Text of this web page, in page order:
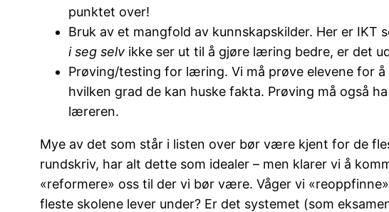
punktet over!
Bruk av et mangfold av kunnskapskilder. Her er
i seg selv ikke ser ut til å gjøre læring bedre, er det
Prøving/testing for læring. Vi må prøve elevene for
hvilken grad de kan huske fakta. Prøving må også
læreren.
Mye av det som står i listen over bør være kjent for de
rundskriv, har alt dette som idealer – men klarer vi å
«reformere» oss til der vi bør være. Våger vi
fleste skolene lever under? Er det systemet (som